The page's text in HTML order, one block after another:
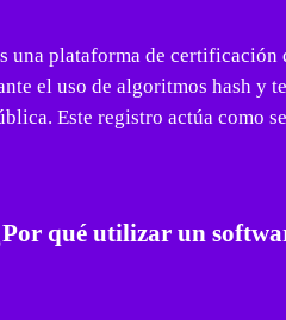
una plataforma de
el uso de algoritmos hash y
Este registro actúa como
qué utilizar un